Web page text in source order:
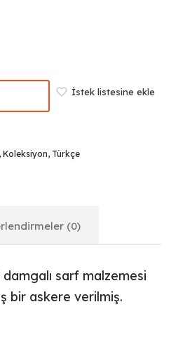
İstek listesine ekle
, Koleksiyon, Türkçe
(0)
sarf malzemesi
bir askere verilmiş.